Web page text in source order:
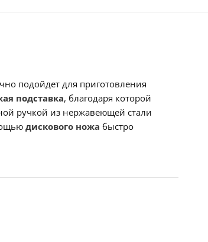
подойдет для приготовления
подставка, благодаря которой
ручкой из нержавеющей стали
дискового ножа быстро